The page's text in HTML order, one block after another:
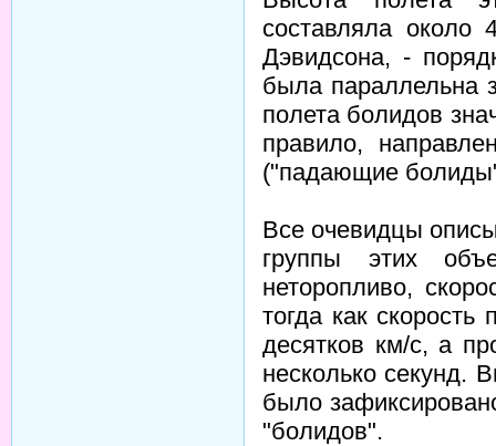
составляла
Дэвидсона, -
была параллельна
полета болидов
правило,
("падающие
Все очевидцы
группы этих
неторопливо,
тогда как скорость
десятков км/с, а
несколько секунд.
было
"болидов".